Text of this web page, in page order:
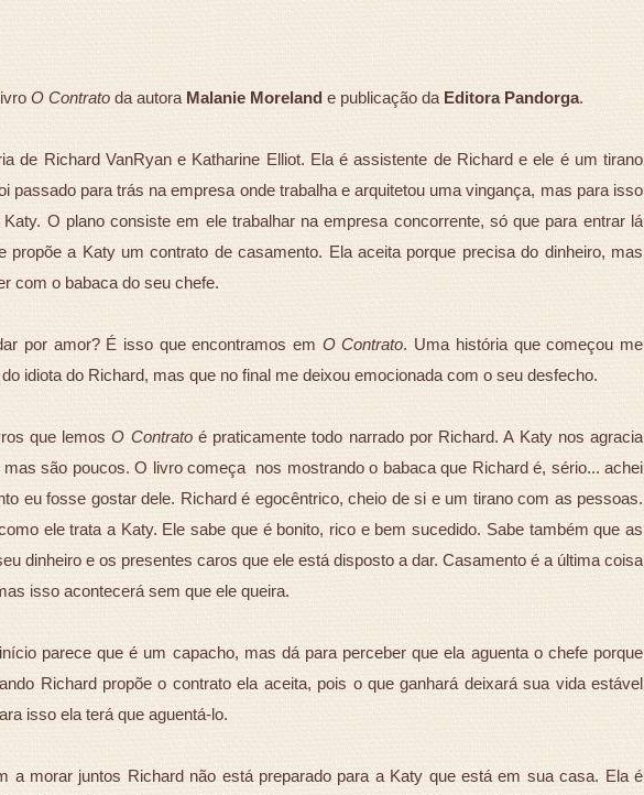
O Contratoda autoraMalanie Moreland e publicação daEditora Pandorga.
de Richard VanRyan e Katharine Elliot. Ela é assistente de Richard e ele é um tirano
passado para trás na empresa onde trabalha e arquitetou uma vingança, mas para isso
O plano consiste em ele trabalhar na empresa concorrente, só que para entrar lá
propõe a Katy um contrato de casamento. Ela aceita porque precisa do dinheiro, mas
com o babaca do seu chefe.
por amor? É isso que encontramos emO Contrato. Uma história que começou me
idiota do Richard, mas que no final me deixou emocionada com o seu desfecho.
que lemosO Contratoé praticamente todo narrado por Richard. A Katy nos agracia
são poucos. O livro começa nos mostrando o babaca que Richard é, sério... achei
eu fosse gostar dele. Richard é egocêntrico, cheio de si e um tirano com as pessoas.
ele trata a Katy. Ele sabe que é bonito, rico e bem sucedido. Sabe também que as
dinheiro e os presentes caros que ele está disposto a dar. Casamento é a última coisa
isso acontecerá sem que ele queira.
parece que é um capacho, mas dá para perceber que ela aguenta o chefe porque
Richard propõe o contrato ela aceita, pois o que ganhará deixará sua vida estável
isso ela terá que aguentá-lo.
a morar juntos Richard não está preparado para a Katy que está em sua casa. Ela é